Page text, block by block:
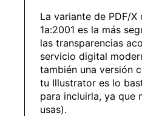
La variante de PDF/X
1a:2001 es la más
las transparencias
servicio digital
también una versión
tu Illustrator es lo
para incluirla, ya que
usas).